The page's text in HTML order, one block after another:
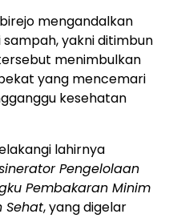
mengandalkan
yakni ditimbun
menimbulkan
yang mencemari
kesehatan
lahirnya
Pengelolaan
Pembakaran Minim
Sehat, yang digelar